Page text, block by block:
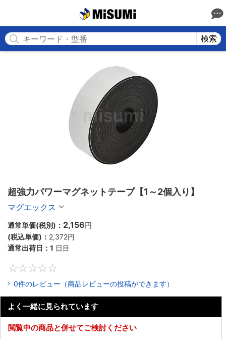
検索
超強力パワーマグネットテープ【1～2個入り】
マグエックス
通常単価(税別)： 2,156円
(税込単価)： 2,372円
通常出荷日： 1 日目
0件のレビュー（商品レビューの投稿ができます）
よく一緒に見られています
閲覧中の商品と併せてご検討ください